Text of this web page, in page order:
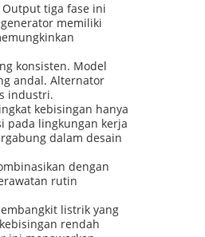
tiga fase ini
memiliki
konsisten. Model
andal. Alternator
industri.
kebisingan hanya
pada lingkungan kerja
dalam desain
dengan
rutin
listrik yang
rendah